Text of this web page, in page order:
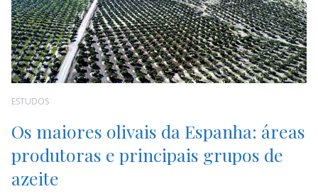
ESTUDOS
Os maiores olivais da Espanha: áreas
produtoras e principais grupos de
azeite